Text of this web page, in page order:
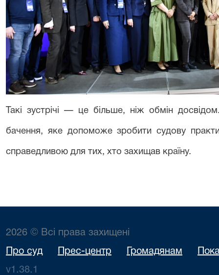
Такі зустрічі — це більше, ніж обмін
бачення, яке допоможе зробити судову
справедливою для тих, хто захищав країну.
2026 © Всі права захищені
Про суд Прес-центр Громадянам
v1.38.1